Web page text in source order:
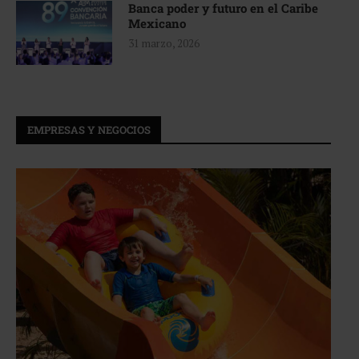
Banca poder y futuro en el Caribe
Mexicano
31 marzo, 2026
EMPRESAS Y NEGOCIOS